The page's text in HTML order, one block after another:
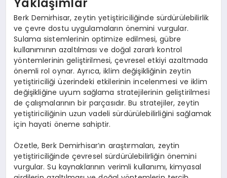
Berk Demirhisar, zeytin yetiştiriciliğinde sürdürülebilirlik
ve çevre dostu uygulamaların önemini vurgular.
Sulama sistemlerinin optimize edilmesi, gübre
kullanımının azaltılması ve doğal zararlı kontrol
yöntemlerinin geliştirilmesi, çevresel etkiyi azaltmada
önemli rol oynar. Ayrıca, iklim değişikliğinin zeytin
yetiştiriciliği üzerindeki etkilerinin incelenmesi ve iklim
değişikliğine uyum sağlama stratejilerinin geliştirilmesi
de çalışmalarının bir parçasıdır. Bu stratejiler, zeytin
yetiştiriciliğinin uzun vadeli sürdürülebilirliğini sağlamak
için hayati öneme sahiptir.
Özetle, Berk Demirhisar’ın araştırmaları, zeytin
yetiştiriciliğinde çevresel sürdürülebilirliğin önemini
vurgular. Su kaynaklarının verimli kullanımı, kimyasal